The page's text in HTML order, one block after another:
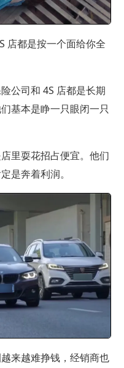
店都是按一个面给你全
公司和 4S 店都是长期
基本是睁一只眼闭一只
里耍花招占便宜。他们
是奔着利润。
来越难挣钱，经销商也